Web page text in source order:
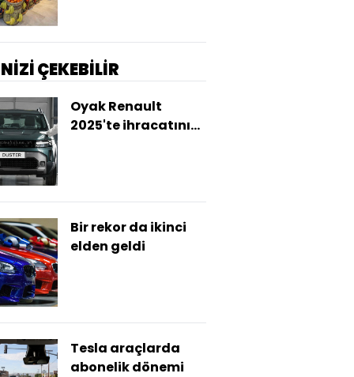
ÇEKEBİLİR
Oyak Renault
2025'te ihracatını
Bir rekor da ikinci
elden geldi
Tesla araçlarda
abonelik dönemi